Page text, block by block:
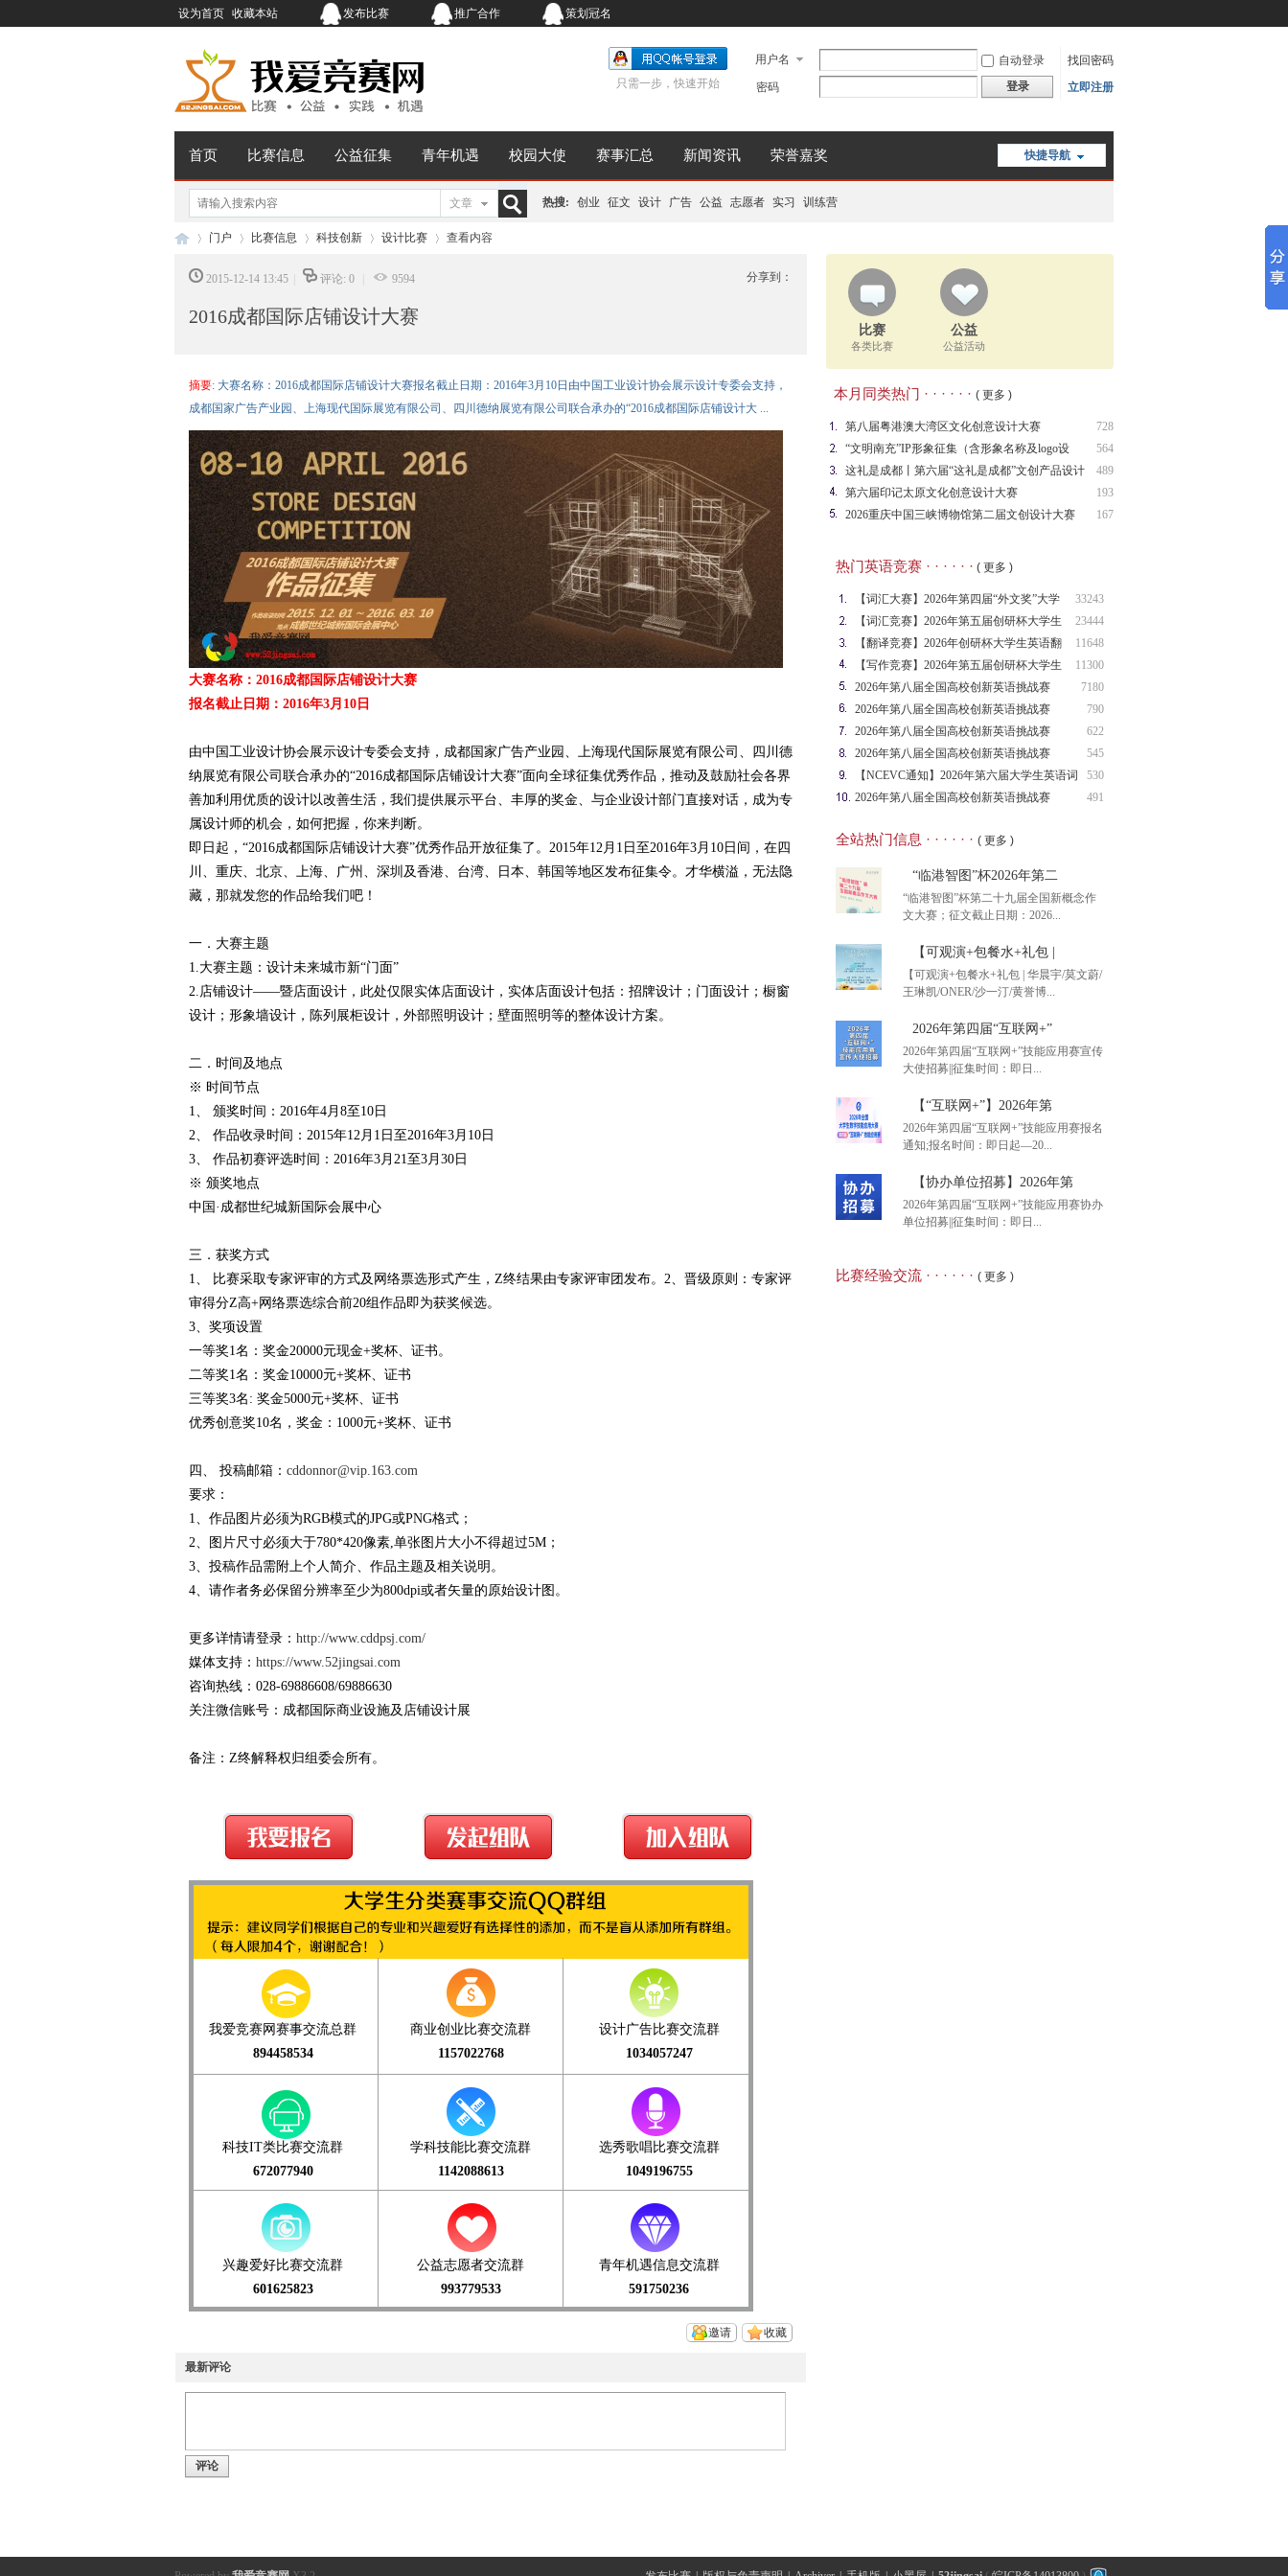
设为首页 收藏本站 发布比赛 推广合作 策划冠名
用户名 自动登录
找回密码
密码
登录 立即注册
只需一步，快速开始
快捷导航
首页 比赛信息 公益征集 青年机遇 校园大使 赛事汇总 新闻资讯 荣誉嘉奖
文章 热搜: 创业 征文 设计 广告 公益 志愿者 实习 训练营
›
门户
›
比赛信息
›
科技创新
›
设计比赛 查看内容
分享到：
2015-12-14 13:45 评论: 0 9594
2016成都国际店铺设计大赛
摘要: 大赛名称：2016成都国际店铺设计大赛报名截止日期：2016年3月10日由中国工业设计协会展示设计专委会支持，
成都国家广告产业园、上海现代国际展览有限公司、四川德纳展览有限公司联合承办的“2016成都国际店铺设计大 ...
大赛名称：2016成都国际店铺设计大赛
报名截止日期：2016年3月10日
由中国工业设计协会展示设计专委会支持，成都国家广告产业园、上海现代国际展览有限公司、四川德
纳展览有限公司联合承办的“2016成都国际店铺设计大赛”面向全球征集优秀作品，推动及鼓励社会各界
善加利用优质的设计以改善生活，我们提供展示平台、丰厚的奖金、与企业设计部门直接对话，成为专
属设计师的机会，如何把握，你来判断。
即日起，“2016成都国际店铺设计大赛”优秀作品开放征集了。2015年12月1日至2016年3月10日间，在四
川、重庆、北京、上海、广州、深圳及香港、台湾、日本、韩国等地区发布征集令。才华横溢，无法隐
藏，那就发您的作品给我们吧！
一．大赛主题
1.大赛主题：设计未来城市新“门面”
2.店铺设计——暨店面设计，此处仅限实体店面设计，实体店面设计包括：招牌设计；门面设计；橱窗
设计；形象墙设计，陈列展柜设计，外部照明设计；壁面照明等的整体设计方案。
二．时间及地点
※ 时间节点
1、 颁奖时间：2016年4月8至10日
2、 作品收录时间：2015年12月1日至2016年3月10日
3、 作品初赛评选时间：2016年3月21至3月30日
※ 颁奖地点
中国·成都世纪城新国际会展中心
三．获奖方式
1、 比赛采取专家评审的方式及网络票选形式产生，Z终结果由专家评审团发布。2、晋级原则：专家评
审得分Z高+网络票选综合前20组作品即为获奖候选。
3、奖项设置
一等奖1名：奖金20000元现金+奖杯、证书。
二等奖1名：奖金10000元+奖杯、证书
三等奖3名: 奖金5000元+奖杯、证书
优秀创意奖10名，奖金：1000元+奖杯、证书
四、 投稿邮箱： cddonnor@vip.163.com
要求：
1、作品图片必须为RGB模式的JPG或PNG格式；
2、图片尺寸必须大于780*420像素,单张图片大小不得超过5M；
3、投稿作品需附上个人简介、作品主题及相关说明。
4、请作者务必保留分辨率至少为800dpi或者矢量的原始设计图。
更多详情请登录： http://www.cddpsj.com/
媒体支持： https://www.52jingsai.com
咨询热线：028-69886608/69886630
关注微信账号：成都国际商业设施及店铺设计展
备注：Z终解释权归组委会所有。
我爱竞赛网赛事交流总群
894458534
商业创业比赛交流群
1157022768
设计广告比赛交流群
1034057247
科技IT类比赛交流群
672077940
学科技能比赛交流群
1142088613
选秀歌唱比赛交流群
1049196755
兴趣爱好比赛交流群
601625823
公益志愿者交流群
993779533
青年机遇信息交流群
591750236
收藏
邀请
最新评论
评论
比赛
各类比赛
公益
公益活动
本月同类热门 · · · · · · ( 更多 )
728
第八届粤港澳大湾区文化创意设计大赛
564
“文明南充”IP形象征集（含形象名称及logo设
计）
489
这礼是成都丨第六届“这礼是成都”文创产品设计
大赛
193
第六届印记太原文化创意设计大赛
167
2026重庆中国三峡博物馆第二届文创设计大赛
热门英语竞赛 · · · · · · ( 更多 )
33243
【词汇大赛】2026年第四届“外文奖”大学
生
23444
【词汇竞赛】2026年第五届创研杯大学生
英语
11648
【翻译竞赛】2026年创研杯大学生英语翻
译竞
11300
【写作竞赛】2026年第五届创研杯大学生
英语
7180
2026年第八届全国高校创新英语挑战赛
（NCIE
790
2026年第八届全国高校创新英语挑战赛
622
2026年第八届全国高校创新英语挑战赛
（NCIE
545
2026年第八届全国高校创新英语挑战赛
（NCIE
530
【NCEVC通知】2026年第六届大学生英语词
汇
491
2026年第八届全国高校创新英语挑战赛
全站热门信息 · · · · · · ( 更多 )
“临港智图”杯2026年第二
“临港智图”杯第二十九届全国新概念作
文大赛；征文截止日期：2026...
“临港智图”杯2026年第二
【可观演+包餐水+礼包 |
【可观演+包餐水+礼包 | 华晨宇/莫文蔚/
王琳凯/ONER/沙一汀/黄誉博...
【可观演+包餐水+礼包 |
2026年第四届“互联网+”
2026年第四届“互联网+”技能应用赛宣传
大使招募||征集时间：即日...
2026年第四届“互联网+”
【“互联网+”】2026年第
2026年第四届“互联网+”技能应用赛报名
通知;报名时间：即日起—20...
【“互联网+”】2026年第
【协办单位招募】2026年第
2026年第四届“互联网+”技能应用赛协办
单位招募||征集时间：即日...
比赛经验交流 · · · · · · ( 更多 )